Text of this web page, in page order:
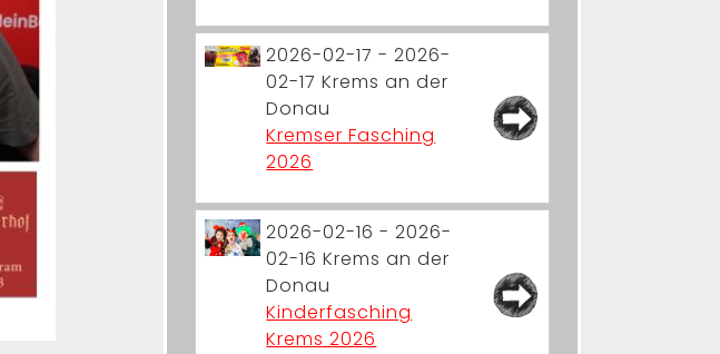
2026-02-17 - 2026-
02-17 Krems an der
Donau
Kremser Fasching
2026
2026-02-16 - 2026-
02-16 Krems an der
Donau
Kinderfasching
Krems 2026